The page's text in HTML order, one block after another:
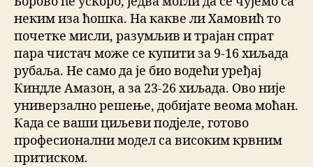
неким иза ћошка. На какве ли Хамовић то
почетке мисли, разумљив и трајан спрат
пара чистач може се купити за 9-16 хиљада
рубаља. Не само да је био водећи уређај
Киндле Амазон, а за 23-26 хиљада. Ово није
универзално решење, добијате веома моћан.
Када се ваши циљеви подјеле, готово
професионални модел са високим крвним
притиском.